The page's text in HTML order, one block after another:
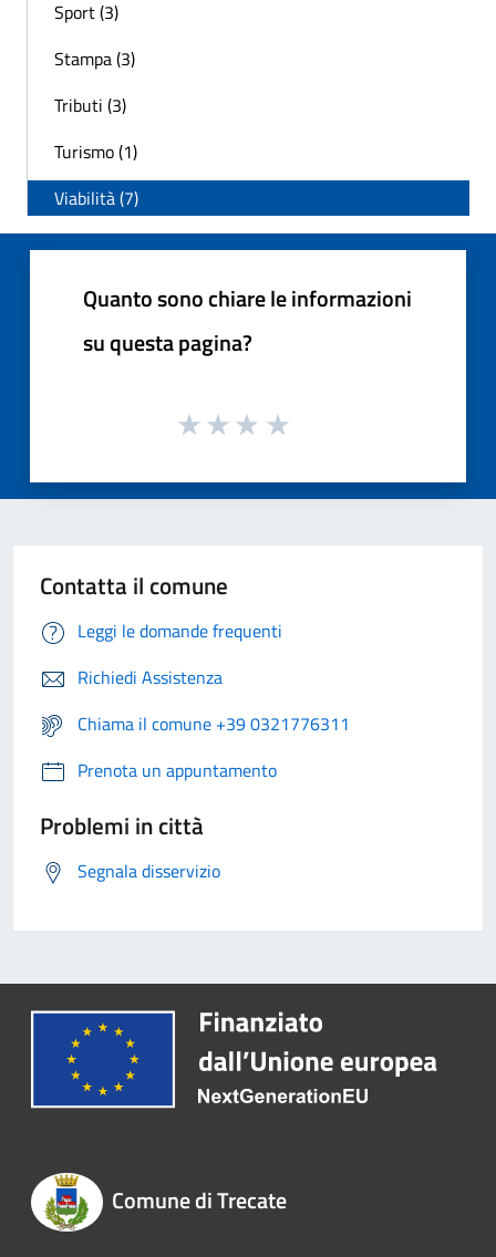
Sport (3)
Stampa (3)
Tributi (3)
Turismo (1)
Viabilità (7)
Quanto sono chiare le informazioni
su questa pagina?
Contatta il comune
Leggi le domande frequenti
Richiedi Assistenza
Chiama il comune +39 0321776311
Prenota un appuntamento
Problemi in città
Segnala disservizio
Comune di Trecate